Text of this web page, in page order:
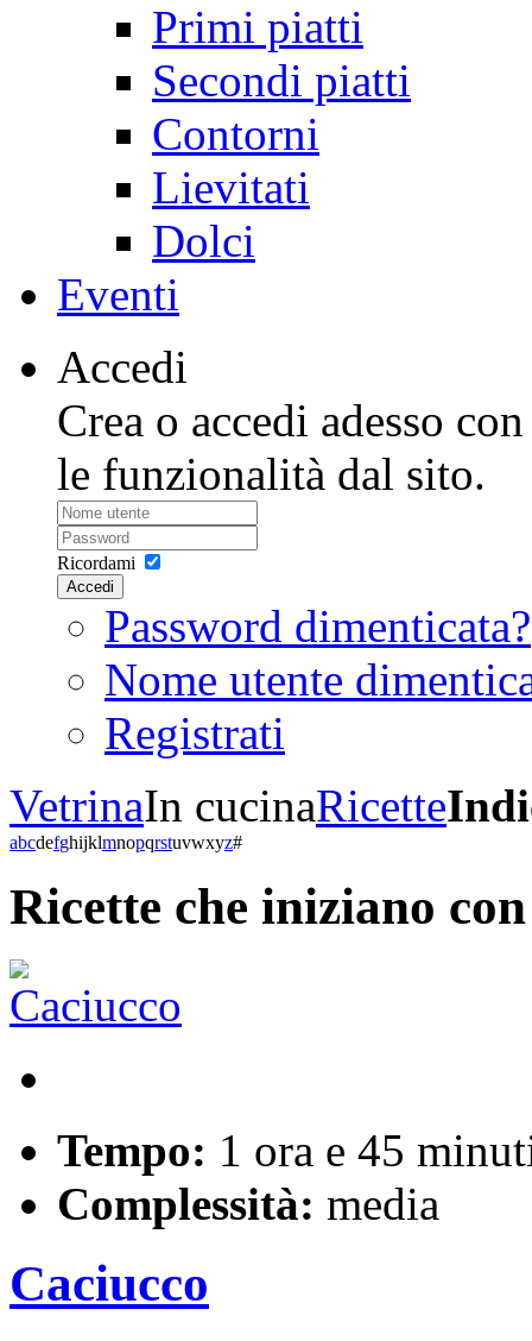
Primi piatti
Secondi piatti
Contorni
Lievitati
Dolci
Eventi
Accedi
Crea o accedi adesso
le funzionalità dal sito.
Ricordami
Accedi
Password dimenticata?
Nome utente
Registrati
VetrinaIn cucinaRicette
abcdefghijklmnopqrstuvwxyz#
Ricette che iniziano
Tempo: 1 ora e 45
Complessità: media
Caciucco